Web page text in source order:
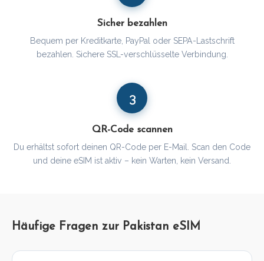
Sicher bezahlen
Bequem per Kreditkarte, PayPal oder SEPA-Lastschrift
bezahlen. Sichere SSL-verschlüsselte Verbindung.
3
QR-Code scannen
Du erhältst sofort deinen QR-Code per E-Mail. Scan den Code
und deine eSIM ist aktiv – kein Warten, kein Versand.
Häufige Fragen zur Pakistan eSIM